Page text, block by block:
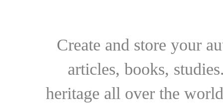
Create and store your
articles, books,
heritage all over the